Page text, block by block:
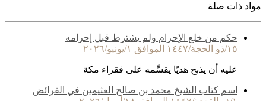
مواد ذات صلة
حكم من خلع الإحرام ولم يشترط قبل إحرامه
١٥/ذو الحجة/١٤٤٧ الموافق ١/يونيو/٢٠٢٦
عليه أن يذبح هديًا يقسِّمه على فقراء مكة
اسم كتاب الشيخ محمد بن صالح العثيمين في الفرائض